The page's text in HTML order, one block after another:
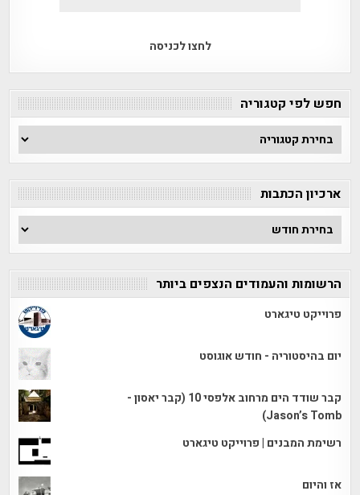
לחצו לכניסה
חפש לפי קטגוריה
חפש
לפי
ארכיון הכתבות
ארכיון
הכתבות
הרשומות והעמודים הנצפים ביותר
פרוייקט טיגארט
יום בהיסטוריה - חודש אוגוסט
קבר שודד הים מרחוב אלפסי 10 (קבר יאסון -
Jason’s Tomb)
רשימת המבנים | פרוייקט טיגארט
אז והיום